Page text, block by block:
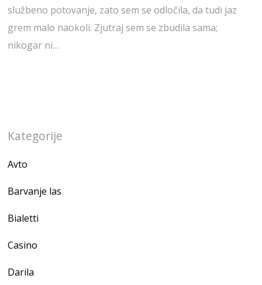
službeno potovanje, zato sem se odločila, da tudi jaz
grem malo naokoli. Zjutraj sem se zbudila sama;
nikogar ni…
Kategorije
Avto
Barvanje las
Bialetti
Casino
Darila